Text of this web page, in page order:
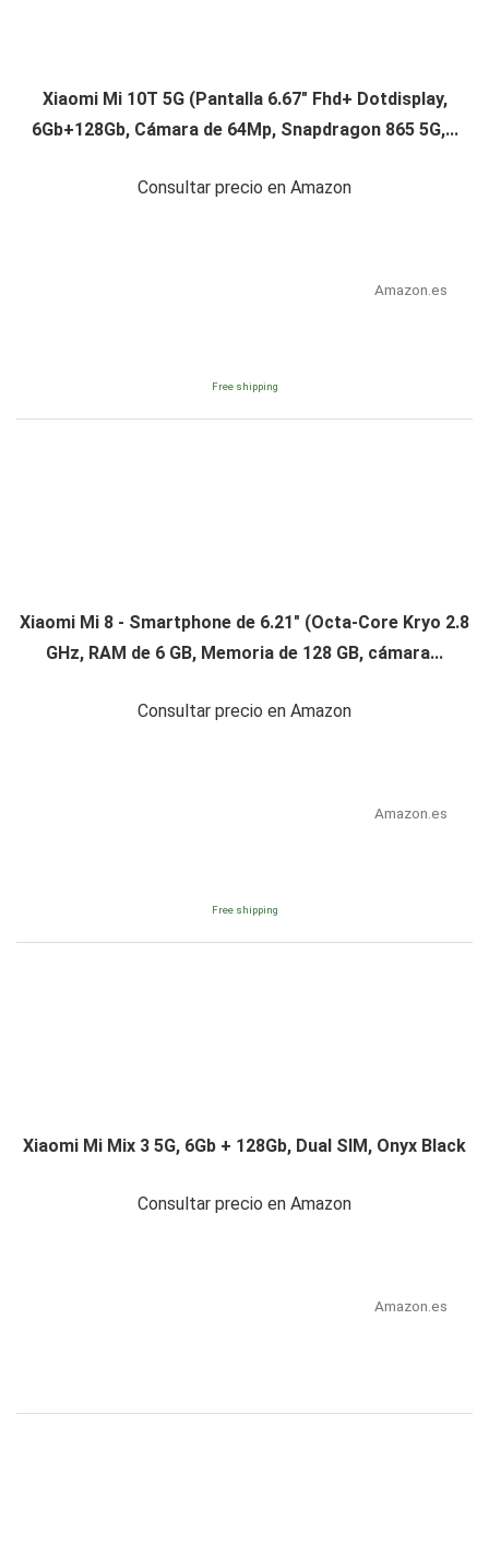
Xiaomi Mi 10T 5G (Pantalla 6.67" Fhd+ Dotdisplay,
6Gb+128Gb, Cámara de 64Mp, Snapdragon 865 5G,...
Consultar precio en Amazon
Amazon.es
Free shipping
Xiaomi Mi 8 - Smartphone de 6.21" (Octa-Core Kryo 2.8
GHz, RAM de 6 GB, Memoria de 128 GB, cámara...
Consultar precio en Amazon
Amazon.es
Free shipping
Xiaomi Mi Mix 3 5G, 6Gb + 128Gb, Dual SIM, Onyx Black
Consultar precio en Amazon
Amazon.es